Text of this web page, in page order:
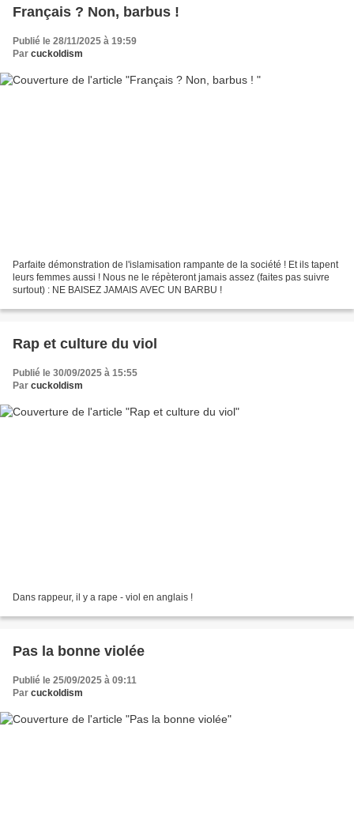
Français ? Non, barbus !
Publié le 28/11/2025 à 19:59
Par cuckoldism
Parfaite démonstration de l'islamisation rampante de la société ! Et ils tapent
leurs femmes aussi ! Nous ne le répèteront jamais assez (faites pas suivre
surtout) : NE BAISEZ JAMAIS AVEC UN BARBU !
Rap et culture du viol
Publié le 30/09/2025 à 15:55
Par cuckoldism
Dans rappeur, il y a rape - viol en anglais !
Pas la bonne violée
Publié le 25/09/2025 à 09:11
Par cuckoldism